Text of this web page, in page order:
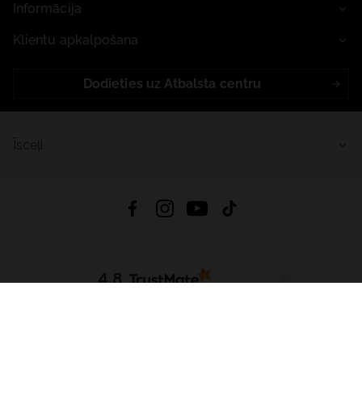
Informācija
Klientu apkalpošana
Dodieties uz Atbalsta centru
4.8